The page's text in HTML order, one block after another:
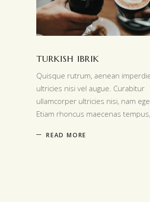
TURKISH IBRIK
Quisque rutrum, aenean
ultricies nisi vel augue. Curabitur
ullamcorper ultricies nisi, nam
Etiam rhoncus maecenas tempus,
READ MORE